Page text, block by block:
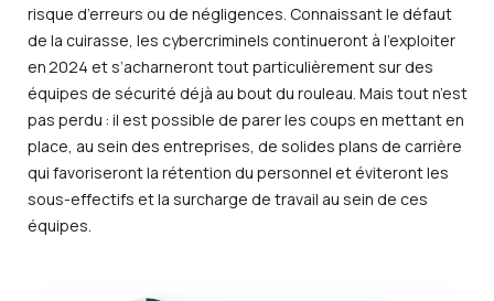
risque d’erreurs ou de négligences. Connaissant le défaut
de la cuirasse, les cybercriminels continueront à l’exploiter
en 2024 et s’acharneront tout particulièrement sur des
équipes de sécurité déjà au bout du rouleau. Mais tout n’est
pas perdu : il est possible de parer les coups en mettant en
place, au sein des entreprises, de solides plans de carrière
qui favoriseront la rétention du personnel et éviteront les
sous-effectifs et la surcharge de travail au sein de ces
équipes.